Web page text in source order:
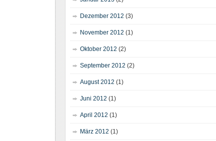
Dezember 2012 (3)
November 2012 (1)
Oktober 2012 (2)
September 2012 (2)
August 2012 (1)
Juni 2012 (1)
April 2012 (1)
März 2012 (1)